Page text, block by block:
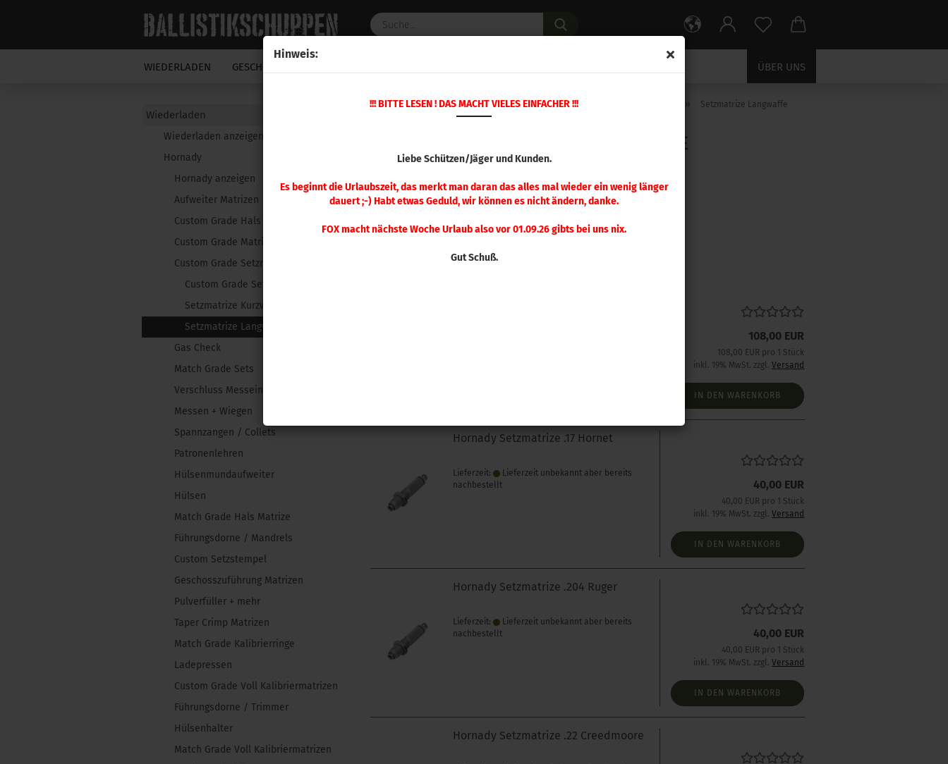
Hinweis:
!!! BITTE LESEN ! DAS MACHT VIELES EINFACHER !!!
Liebe Schützen/Jäger und Kunden.
Es beginnt die Urlaubszeit, das merkt man daran das alles mal wieder ein wenig länger
dauert ;-) Habt etwas Geduld, wir können es nicht ändern, danke.
FOX macht nächste Woche Urlaub also vor 01.09.26 gibts bei uns nix.
Gut Schuß.
WIEDERLADEN GESCHOSSE ÜBER UNS
Startseite » Wiederladen » Hornady » Custom Grade Setzmatrizen » Setzmatrize Langwaffe
SETZMATRIZE LANGWAFFE
Sortieren nach
Sortieren nach 48 pro Seite
pro Seite
108,00 EUR
108,00 EUR pro 1 Stück
inkl. 19% MwSt. zzgl.Versand
IN DEN WARENKORB
Hornady Setzmatrize .17 Hornet
Lieferzeit:
Lieferzeit unbekannt aber bereits
nachbestellt
40,00 EUR
40,00 EUR pro 1 Stück
inkl. 19% MwSt. zzgl.Versand
IN DEN WARENKORB
Hornady Setzmatrize .204 Ruger
Lieferzeit:
Lieferzeit unbekannt aber bereits
nachbestellt
40,00 EUR
40,00 EUR pro 1 Stück
inkl. 19% MwSt. zzgl.Versand
IN DEN WARENKORB
Hornady Setzmatrize .22 Creedmoore
Wiederladen
Wiederladen anzeigen
Hornady
Hornady anzeigen
Aufweiter Matrizen
Custom Grade Hals Matrize
Custom Grade Matrizensatz
Custom Grade Setzmatrizen
Custom Grade Setzmatrizen anzeigen
Setzmatrize Kurzwaffe
Setzmatrize Langwaffe
Gas Check
Match Grade Sets
Verschluss Messeinsätze
Messen + Wiegen
Spannzangen / Collets
Patronenlehren
Hülsenmundaufweiter
Hülsen
Match Grade Hals Matrize
Führungsdorne / Mandrels
Custom Setzstempel
Geschosszuführung Matrizen
Pulverfüller + mehr
Taper Crimp Matrizen
Match Grade Kalibrierringe
Ladepressen
Custom Grade Voll Kalibriermatrizen
Führungsdorne / Trimmer
Hülsenhalter
Match Grade Voll Kalibriermatrizen